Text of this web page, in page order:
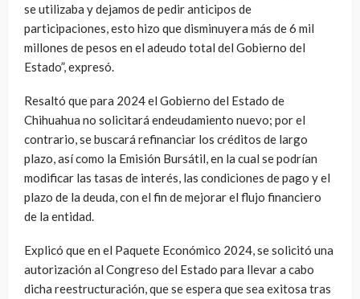
se utilizaba y dejamos de pedir anticipos de
participaciones, esto hizo que disminuyera más de 6 mil
millones de pesos en el adeudo total del Gobierno del
Estado”, expresó.
Resaltó que para 2024 el Gobierno del Estado de
Chihuahua no solicitará endeudamiento nuevo; por el
contrario, se buscará refinanciar los créditos de largo
plazo, así como la Emisión Bursátil, en la cual se podrían
modificar las tasas de interés, las condiciones de pago y el
plazo de la deuda, con el fin de mejorar el flujo financiero
de la entidad.
Explicó que en el Paquete Económico 2024, se solicitó una
autorización al Congreso del Estado para llevar a cabo
dicha reestructuración, que se espera que sea exitosa tras